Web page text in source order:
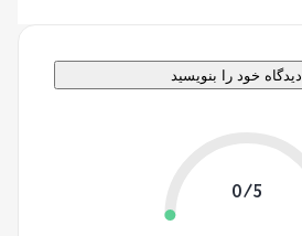
دیدگاه خود را بنویسید
0/5